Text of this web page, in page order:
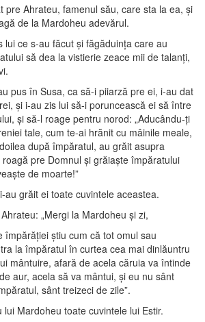
pre Ahrateu, famenul său, care sta la ea, şi
de la Mardoheu adevărul.
lui ce s-au făcut şi făgăduinţa care au
să dea la vistierie zeace mii de talanţi,
pus în Susa, ca să-i piiarză pre ei, i-au dat
şi i-au zis lui să-i poruncească ei să între
şi să-l roage pentru norod: „Aducându-ţi
tale, cum te-ai hrănit cu mâinile meale,
după împăratul, au grăit asupra
pre Domnul şi grăiaşte împăratului
de moarte!”
au grăit ei toate cuvintele aceastea.
„Mergi la Mardoheu şi zi,
împărăţiei ştiu cum că tot omul sau
la împăratul în curtea cea mai dinlăuntru
mântuire, afară de acela căruia va întinde
aur, acela să va mântui, şi eu nu sânt
sânt treizeci de zile”.
lui Mardoheu toate cuvintele lui Estir.